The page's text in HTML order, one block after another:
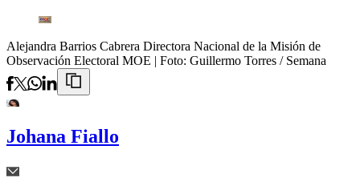
Alejandra Barrios Cabrera Directora Nacional de la Misión de
Observación Electoral MOE | Foto: Guillermo Torres / Semana
Johana Fiallo